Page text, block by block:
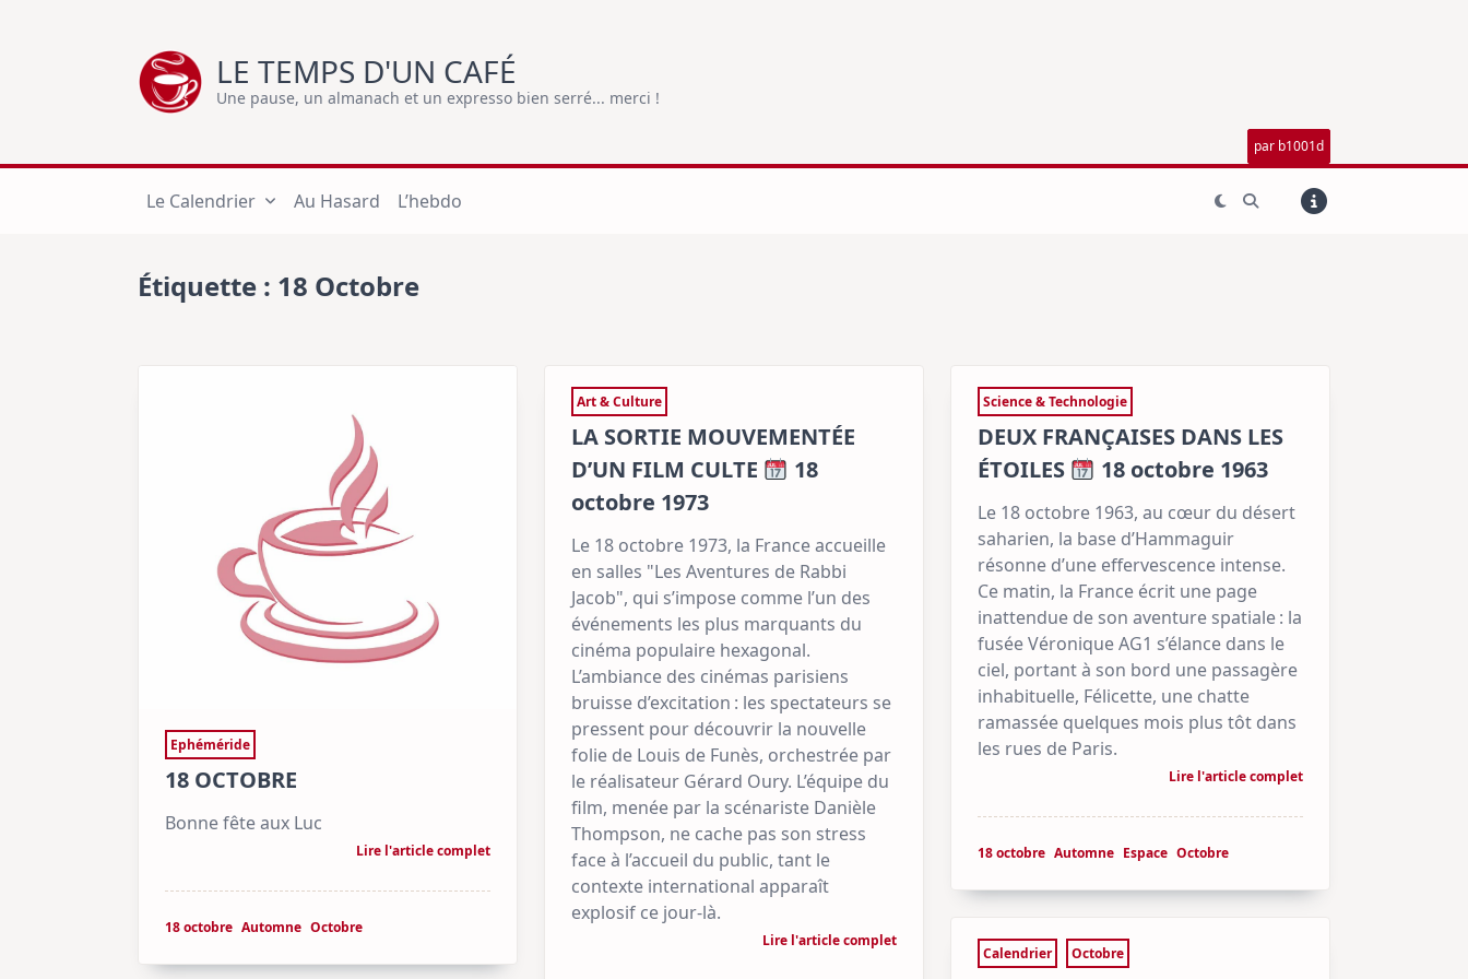
LE TEMPS D'UN CAFÉ
Une pause, un almanach et un expresso bien serré... merci !
par b1001d
Le Calendrier Au Hasard L’hebdo
Étiquette : 18 Octobre
Ephéméride
18 OCTOBRE
Bonne fête aux Luc
Lire l'article complet
18 octobre Automne Octobre
Art & Culture
LA SORTIE MOUVEMENTÉE
D’UN FILM CULTE
18
octobre 1973
Le 18 octobre 1973, la France accueille
en salles "Les Aventures de Rabbi
Jacob", qui s’impose comme l’un des
événements les plus marquants du
cinéma populaire hexagonal.
L’ambiance des cinémas parisiens
bruisse d’excitation : les spectateurs se
pressent pour découvrir la nouvelle
folie de Louis de Funès, orchestrée par
le réalisateur Gérard Oury. L’équipe du
film, menée par la scénariste Danièle
Thompson, ne cache pas son stress
face à l’accueil du public, tant le
contexte international apparaît
explosif ce jour-là.
Lire l'article complet
Science & Technologie
DEUX FRANÇAISES DANS LES
ÉTOILES
18 octobre 1963
Le 18 octobre 1963, au cœur du désert
saharien, la base d’Hammaguir
résonne d’une effervescence intense.
Ce matin, la France écrit une page
inattendue de son aventure spatiale : la
fusée Véronique AG1 s’élance dans le
ciel, portant à son bord une passagère
inhabituelle, Félicette, une chatte
ramassée quelques mois plus tôt dans
les rues de Paris.
Lire l'article complet
18 octobre Automne Espace Octobre
Calendrier Octobre